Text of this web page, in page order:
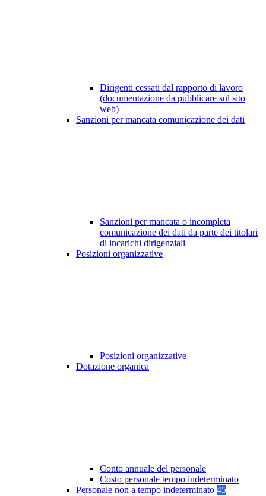
Dirigenti cessati dal rapporto di lavoro
(documentazione da pubblicare sul sito
web)
Sanzioni per mancata comunicazione dei dati
Sanzioni per mancata o incompleta
comunicazione dei dati da parte dei titolari
di incarichi dirigenziali
Posizioni organizzative
Posizioni organizzative
Dotazione organica
Conto annuale del personale
Costo personale tempo indeterminato
Personale non a tempo indeterminato 45